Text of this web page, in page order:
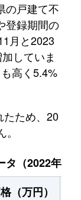
の戸建て不
登録期間の
月と2023
していま
高く5.4%
たため、20
（2022年11
（万円）